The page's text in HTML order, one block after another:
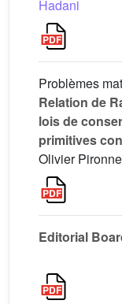
Hadani
Problèmes
Relation de
lois de
primitives
Olivier
Editorial